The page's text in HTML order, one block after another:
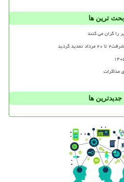
ترین ها
را گران می کنند
گردید
مذاکرات
جدیدترین ها